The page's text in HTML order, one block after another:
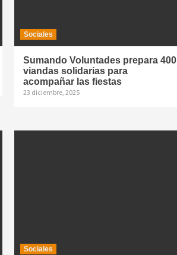
Sociales
Sumando Voluntades prepara 400
viandas solidarias para
acompañar las fiestas
23 diciembre, 2025
Sociales